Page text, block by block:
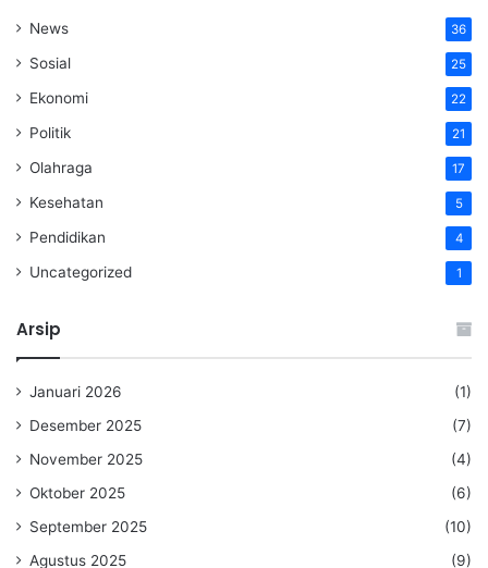
News 36
Sosial 25
Ekonomi 22
Politik 21
Olahraga 17
Kesehatan 5
Pendidikan 4
Uncategorized 1
Arsip
Januari 2026
(1)
Desember 2025
(7)
November 2025
(4)
Oktober 2025
(6)
September 2025
(10)
Agustus 2025
(9)